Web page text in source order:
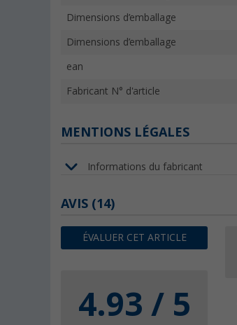
Dimensions d’emballage
Dimensions d’emballage
ean
Fabricant N° d'article
MENTIONS LÉGALES
Informations du fabricant
AVIS (14)
ÉVALUER CET ARTICLE
4.93 / 5